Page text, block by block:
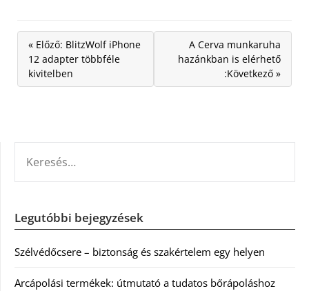
« Előző: BlitzWolf iPhone
12 adapter többféle
kivitelben
A Cerva munkaruha
hazánkban is elérhető
:Következő »
Legutóbbi bejegyzések
Szélvédőcsere – biztonság és szakértelem egy helyen
Arcápolási termékek: útmutató a tudatos bőrápoláshoz